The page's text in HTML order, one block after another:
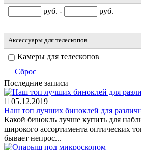
руб. - руб.
Аксессуары для телескопов
Камеры для телескопов
Сброс
Последние записи
05.12.2019
Наш топ лучших биноклей для
Какой бинокль лучше купить для
широкого ассортимента оптических
бывает непрос...